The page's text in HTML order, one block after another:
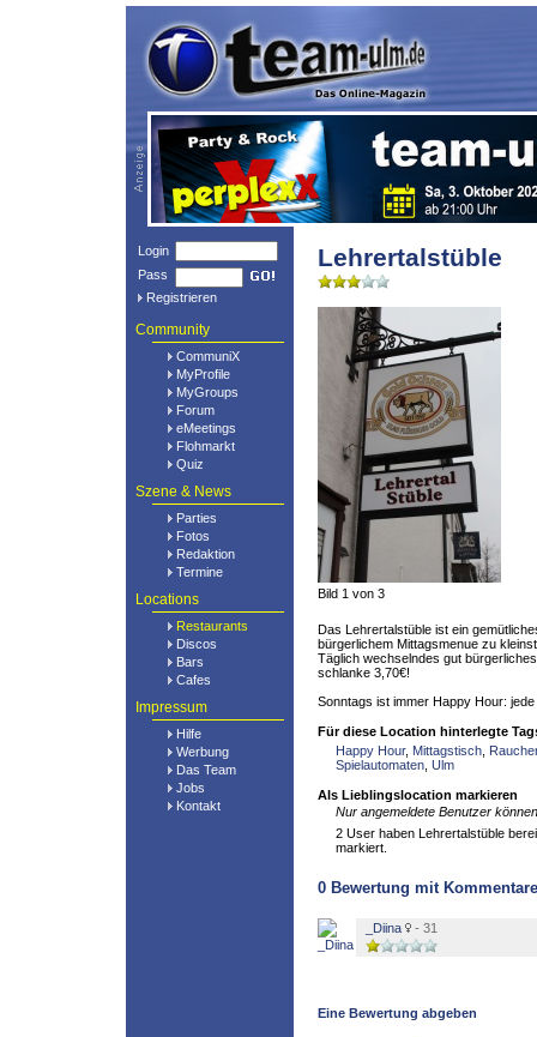
Login
Pass
Registrieren
Community
CommuniX
MyProfile
MyGroups
Forum
eMeetings
Flohmarkt
Quiz
Szene & News
Parties
Fotos
Redaktion
Termine
Locations
Restaurants
Discos
Bars
Cafes
Impressum
Hilfe
Werbung
Das Team
Jobs
Kontakt
Lehrertalstüble
Bild 1 von 3
Das Lehrertalstüble ist ein
bürgerlichem Mittagsmenue zu
Täglich wechselndes gut
schlanke 3,70€!
Sonntags ist immer Happy Hour:
Für diese Location hinterlegte
Happy Hour, Mittagstisch
Spielautomaten Ulm
Als Lieblingslocation markieren
Nur angemeldete Benutzer
2 User haben Lehrertalstüble
markiert.
0 Bewertung mit
_Diina - 31
Eine Bewertung abgeben